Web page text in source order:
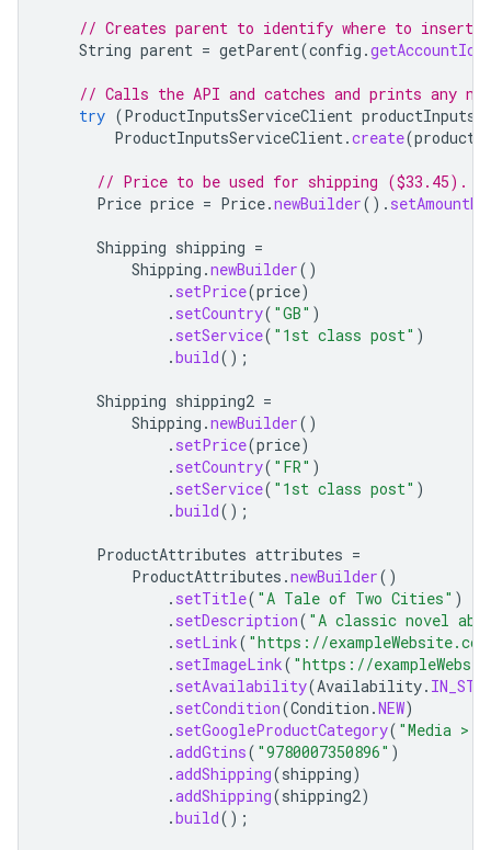
// Creates parent to identify where to insert
String parent = getParent(config .getAccountId
// Calls the API and catches and prints any
try (ProductInputsServiceClient
ProductInputsServiceClient.create(
// Price to be used for shipping ($33.45).
Price price = Price.newBuilder().
Shipping shipping =
Shipping .newBuilder()
. setPrice(price)
. setCountry( "GB" )
. setService( "1st class post" )
.build();
Shipping shipping2 =
Shipping .newBuilder()
. setPrice(price)
. setCountry( "FR" )
. setService( "1st class post" )
.build();
ProductAttributes attributes =
ProductAttributes .newBuilder()
. setTitle( "A Tale of Two Cities" )
. setDescription( "A classic novel
. setLink( "https://
. setImageLink( "https://
. setAvailability(Availability.
. setCondition(Condition .NEW)
. setGoogleProductCategory( "Media >
.addGtins( "9780007350896" )
.addShipping(shipping)
.addShipping(shipping2)
.build();